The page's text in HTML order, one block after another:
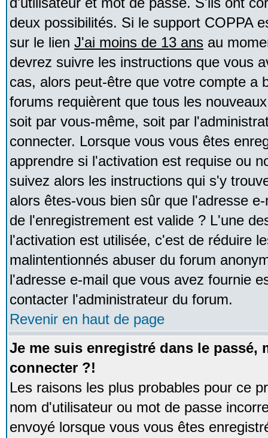
deux possibilités. Si le support COPPA
sur le lien J'ai moins de 13 ans au
devrez suivre les instructions que vous
cas, alors peut-être que votre compte a
forums requièrent que tous les
soit par vous-même, soit par
connecter. Lorsque vous vous êtes
apprendre si l'activation est requise ou
suivez alors les instructions qui s'y
alors êtes-vous bien sûr que l'adresse
de l'enregistrement est valide ? L'une
l'activation est utilisée, c'est de réduire
malintentionnés abuser du forum
l'adresse e-mail que vous avez fournie
contacter l'administrateur du forum.
Revenir en haut de page
Je me suis enregistré dans le passé,
connecter ?!
Les raisons les plus probables pour ce
nom d'utilisateur ou mot de passe
envoyé lorsque vous vous êtes